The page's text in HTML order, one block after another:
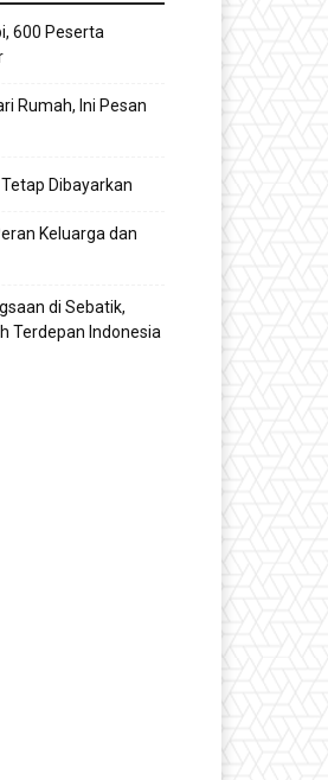
600 Peserta
Rumah, Ini Pesan
Dibayarkan
Keluarga dan
di Sebatik,
Terdepan Indonesia